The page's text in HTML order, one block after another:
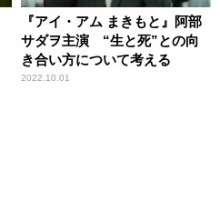
『アイ・アム まきもと』阿部
サダヲ主演 “生と死”との向
き合い方について考える
2022.10.01